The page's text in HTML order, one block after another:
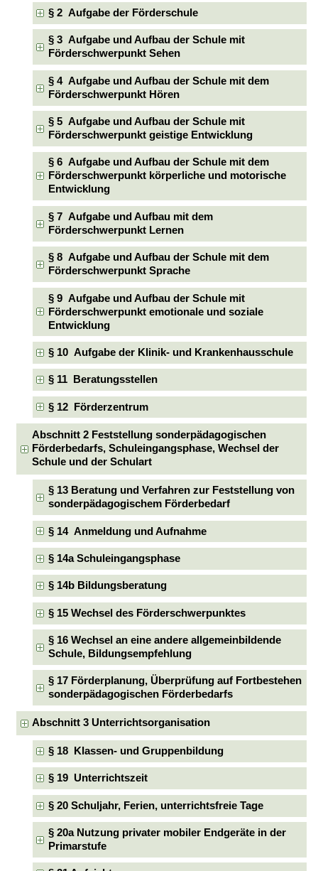
§ 2 Aufgabe der Förderschule
§ 3 Aufgabe und Aufbau der Schule mit
Förderschwerpunkt Sehen
§ 4 Aufgabe und Aufbau der Schule mit dem
Förderschwerpunkt Hören
§ 5 Aufgabe und Aufbau der Schule mit
Förderschwerpunkt geistige Entwicklung
§ 6 Aufgabe und Aufbau der Schule mit dem
Förderschwerpunkt körperliche und motorische
Entwicklung
§ 7 Aufgabe und Aufbau mit dem
Förderschwerpunkt Lernen
§ 8 Aufgabe und Aufbau der Schule mit dem
Förderschwerpunkt Sprache
§ 9 Aufgabe und Aufbau der Schule mit
Förderschwerpunkt emotionale und soziale
Entwicklung
§ 10 Aufgabe der Klinik- und Krankenhausschule
§ 11 Beratungsstellen
§ 12 Förderzentrum
Abschnitt 2 Feststellung sonderpädagogischen
Förderbedarfs, Schuleingangsphase, Wechsel der
Schule und der Schulart
§ 13 Beratung und Verfahren zur Feststellung von
sonderpädagogischem Förderbedarf
§ 14 Anmeldung und Aufnahme
§ 14a Schuleingangsphase
§ 14b Bildungsberatung
§ 15 Wechsel des Förderschwerpunktes
§ 16 Wechsel an eine andere allgemeinbildende
Schule, Bildungsempfehlung
§ 17 Förderplanung, Überprüfung auf Fortbestehen
sonderpädagogischen Förderbedarfs
Abschnitt 3 Unterrichtsorganisation
§ 18 Klassen- und Gruppenbildung
§ 19 Unterrichtszeit
§ 20 Schuljahr, Ferien, unterrichtsfreie Tage
§ 20a Nutzung privater mobiler Endgeräte in der
Primarstufe